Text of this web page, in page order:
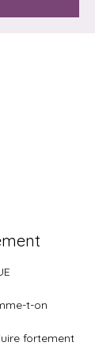
t-on
fortement